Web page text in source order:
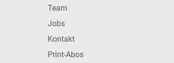
Team
Jobs
Kontakt
Print-Abos